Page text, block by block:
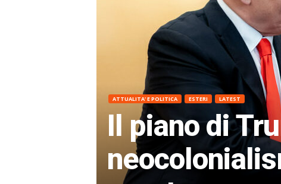
ATTUALITA' E POLITICA ESTERI LATEST
Il piano di